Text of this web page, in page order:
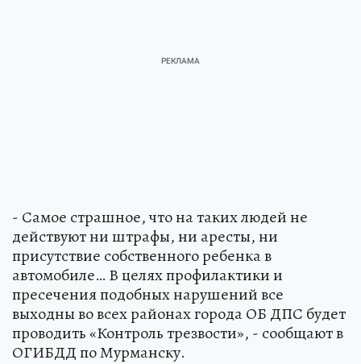
- Самое страшное, что на таких людей не
действуют ни штрафы, ни аресты, ни
присутствие собственного ребенка в
автомобиле… В целях профилактики и
пресечения подобных нарушений все
выходны во всех районах города ОБ ДПС будет
проводить «Контроль трезвости», - сообщают в
ОГИБДД по Мурманску.